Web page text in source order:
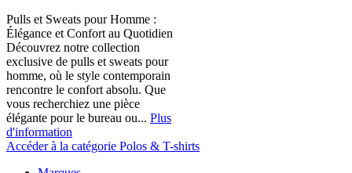
Pulls et Sweats pour Homme :
Élégance et Confort au Quotidien
Découvrez notre collection
exclusive de pulls et sweats pour
homme, où le style contemporain
rencontre le confort absolu. Que
vous recherchiez une pièce
élégante pour le bureau ou... Plus
d'information
Accéder à la catégorie Polos & T-shirts